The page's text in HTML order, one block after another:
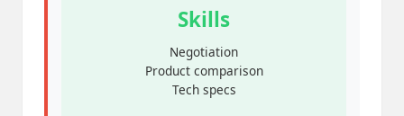
Skills
Negotiation
Product comparison
Tech specs